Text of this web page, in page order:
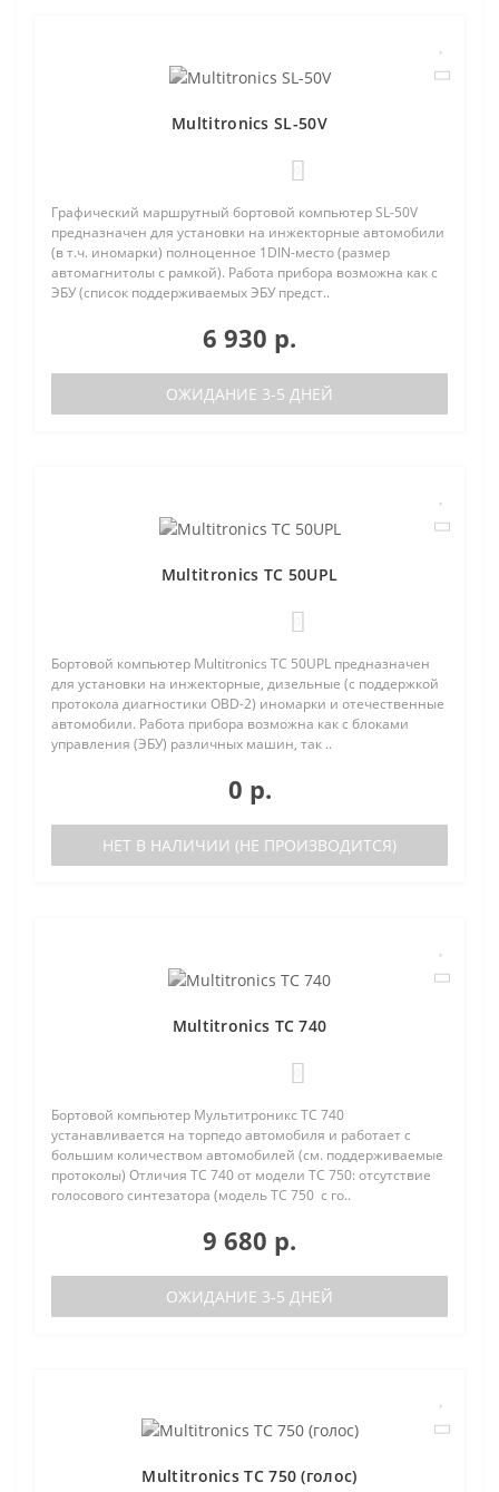
Multitronics SL-50V
Графический маршрутный бортовой компьютер SL-50V
предназначен для установки на инжекторные автомобили
(в т.ч. иномарки) полноценное 1DIN-место (размер
автомагнитолы с рамкой). Работа прибора возможна как с
ЭБУ (список поддерживаемых ЭБУ предст..
6 930 р.
ОЖИДАНИЕ 3-5 ДНЕЙ
Multitronics TC 50UPL
Бортовой компьютер Multitronics TC 50UPL предназначен
для установки на инжекторные, дизельные (с поддержкой
протокола диагностики OBD-2) иномарки и отечественные
автомобили. Работа прибора возможна как с блоками
управления (ЭБУ) различных машин, так ..
0 р.
НЕТ В НАЛИЧИИ (НЕ ПРОИЗВОДИТСЯ)
Multitronics TC 740
Бортовой компьютер Мультитроникс TC 740
устанавливается на торпедо автомобиля и работает с
большим количеством автомобилей (см. поддерживаемые
протоколы) Отличия TC 740 от модели TC 750: отсутствие
голосового синтезатора (модель TC 750 с го..
9 680 р.
ОЖИДАНИЕ 3-5 ДНЕЙ
Multitronics TC 750 (голос)